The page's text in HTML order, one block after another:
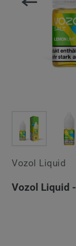
Vozol Liquid
Vozol Liquid